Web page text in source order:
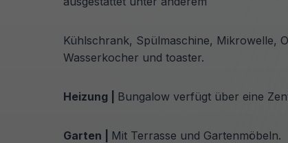
Kühlschrank, Spülmaschine, Mikrowelle,
Wasserkocher und toaster.
Heizung | Bungalow verfügt über eine
Garten | Mit Terrasse und Gartenmöbeln.